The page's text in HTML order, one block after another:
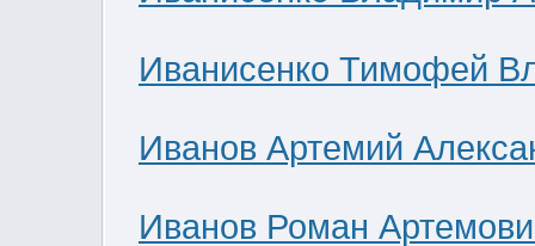
Иванисенко Тимофей
Иванов Артемий
Иванов Роман